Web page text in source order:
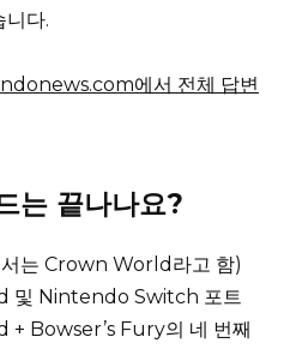
다.
에서 전체 답변
는 끝나나요?
는 Crown World라고 함)
및 Nintendo Switch 포트
Bowser’s Fury의 네 번째